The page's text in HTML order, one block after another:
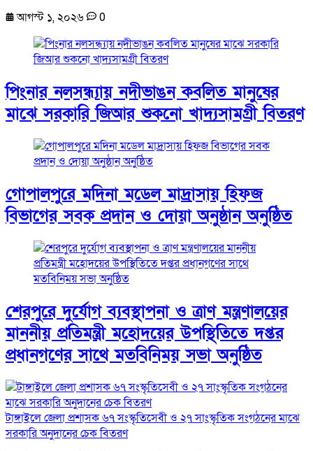
আগস্ট ১, ২০২৬
0
পিংনার নলসন্ধ্যায় নদীভাঙন কবলিত মানুষের
মাঝে সরকারি জিআর শুকনো খাদ্যসামগ্রী বিতরণ
গোপালপুরে মদিনা মডেল মাদ্রাসায় হিফজ
বিভাগের সবক প্রদান ও দোয়া অনুষ্ঠান অনুষ্ঠিত
শেরপুরে দুর্যোগ ব্যবস্থাপনা ও ত্রাণ মন্ত্রণালয়ের
মাননীয় প্রতিমন্ত্রী মহোদয়ের উপস্থিতিতে দপ্তর
প্রধানগণের সাথে মতবিনিময় সভা অনুষ্ঠিত
টাঙ্গাইলে জেলা প্রশাসক ৬৭ সংস্কৃতিসেবী ও ২৭ সাংস্কৃতিক সংগঠনের মাঝে
সরকারি অনুদানের চেক বিতরণ